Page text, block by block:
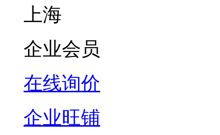
上海
企业会员
在线询价
企业旺铺